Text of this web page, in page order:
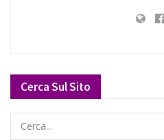
Cerca Sul Sito